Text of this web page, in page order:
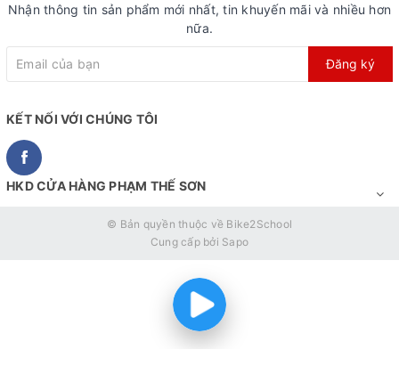
Nhận thông tin sản phẩm mới nhất, tin khuyến mãi và nhiều hơn
nữa.
Đăng ký
KẾT NỐI VỚI CHÚNG TÔI
HKD CỬA HÀNG PHẠM THẾ SƠN
© Bản quyền thuộc về Bike2School
Cung cấp bởi Sapo